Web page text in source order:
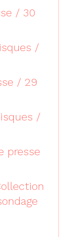
/ 30
/
/ 29
/
presse